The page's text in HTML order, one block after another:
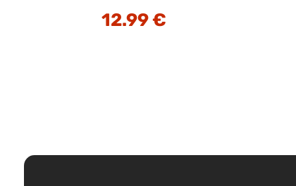
12.99€